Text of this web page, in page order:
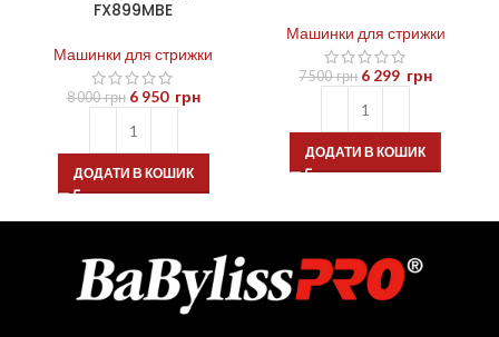
FX899MBE
Машинки для стрижки
8 000грн 6 950 грн
ДОДАТИ В КОШИК
Машинки для стрижки
7 500грн 6 299 грн
ДОДАТИ В КОШИК